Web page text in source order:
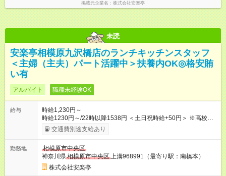
掲載元企業名 株式会社安楽亭
未読
安楽亭相模原九沢橋店のランチキッチンスタッフ
＜主婦（主夫）パート活躍中＞扶養内OK◎格安賄
い有
アルバイト 職種未経験OK
給与
時給1,230円～
時給1230円～/22時以降1538円 ＜土日祝時給+50円＞ ※高校生
時給1230円 【試用期間】試用期間あり 試用期間の長さ：12ヶ
月 雇用形態、給与は本採用時と同じです。 ※最大12ヶ月の間
交通費別途支給あり
勤務地
相模原市中央区
神奈川県相模原市中央区上溝968991（最寄り駅：南橋本）
株式会社安楽亭